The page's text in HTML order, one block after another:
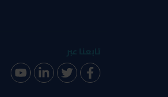
تابعنا عبر